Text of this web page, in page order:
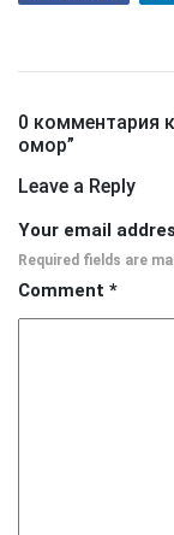
0 комментария
омор”
Leave a Reply
Your email
Required fields are
Comment *